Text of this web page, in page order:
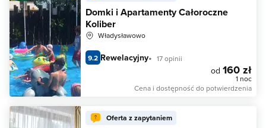
Domki i Apartamenty Całoroczne
Koliber
Władysławowo
9.2 Rewelacyjny 17 opinii
od 160 zł
1 noc
Cena i dostępność do potwierdzenia
Oferta z zapytaniem